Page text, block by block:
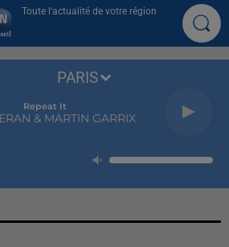
Toute l'actualité de votre région
Repeat It
& MARTIN GARRIX
PARIS